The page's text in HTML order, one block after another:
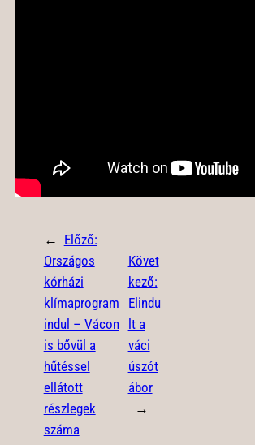
← Előző:
Országos
kórházi
klímaprogram
indul – Vácon
is bővül a
hűtéssel
ellátott
részlegek
száma
Követ
kező:
Elindu
lt a
váci
úszót
ábor
→